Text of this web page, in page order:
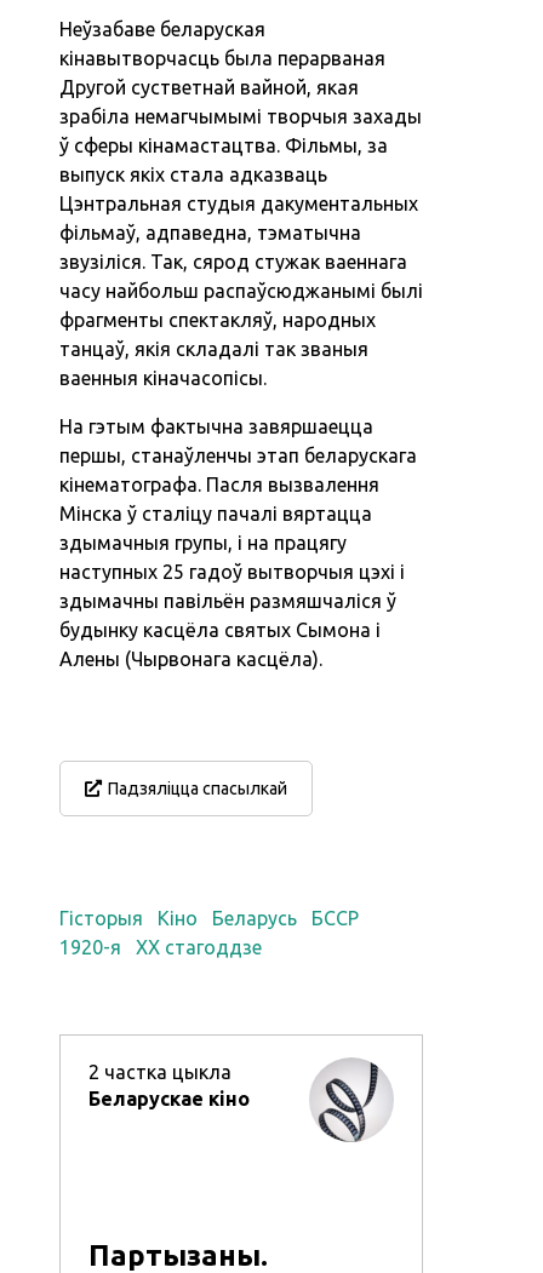
Неўзабаве беларуская
кінавытворчасць была перарваная
Другой сустветнай вайной, якая
зрабіла немагчымымі творчыя захады
ў сферы кінамастацтва. Фільмы, за
выпуск якіх стала адказваць
Цэнтральная студыя дакументальных
фільмаў, адпаведна, тэматычна
звузіліся. Так, сярод стужак ваеннага
часу найбольш распаўсюджанымі былі
фрагменты спектакляў, народных
танцаў, якія складалі так званыя
ваенныя кіначасопісы.
На гэтым фактычна завяршаецца
першы, станаўленчы этап беларускага
кінематографа. Пасля вызвалення
Мінска ў сталіцу пачалі вяртацца
здымачныя групы, і на працягу
наступных 25 гадоў вытворчыя цэхі і
здымачны павільён размяшчаліся ў
будынку касцёла святых Сымона і
Алены (Чырвонага касцёла).
Падзяліцца спасылкай
Гісторыя Кіно Беларусь
БССР
1920-я
XX стагоддзе
2 частка цыкла
Беларускае кіно
Партызаны.